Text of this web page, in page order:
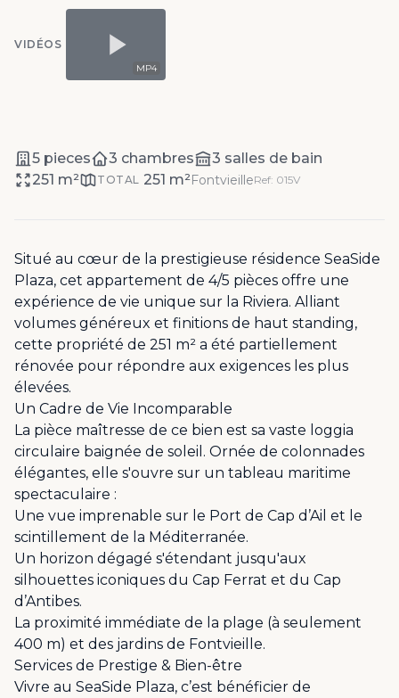
VIDÉOS
MP4
5 pieces 3 chambres
3 salles de bain
251 m²
TOTAL 251 m²FontvieilleRef: 015V
Situé au cœur de la prestigieuse résidence SeaSide
Plaza, cet appartement de 4/5 pièces offre une
expérience de vie unique sur la Riviera. Alliant
volumes généreux et finitions de haut standing,
cette propriété de 251 m² a été partiellement
rénovée pour répondre aux exigences les plus
élevées.
Un Cadre de Vie Incomparable
La pièce maîtresse de ce bien est sa vaste loggia
circulaire baignée de soleil. Ornée de colonnades
élégantes, elle s'ouvre sur un tableau maritime
spectaculaire :
Une vue imprenable sur le Port de Cap d’Ail et le
scintillement de la Méditerranée.
Un horizon dégagé s'étendant jusqu'aux
silhouettes iconiques du Cap Ferrat et du Cap
d’Antibes.
La proximité immédiate de la plage (à seulement
400 m) et des jardins de Fontvieille.
Services de Prestige & Bien-être
Vivre au SeaSide Plaza, c’est bénéficier de